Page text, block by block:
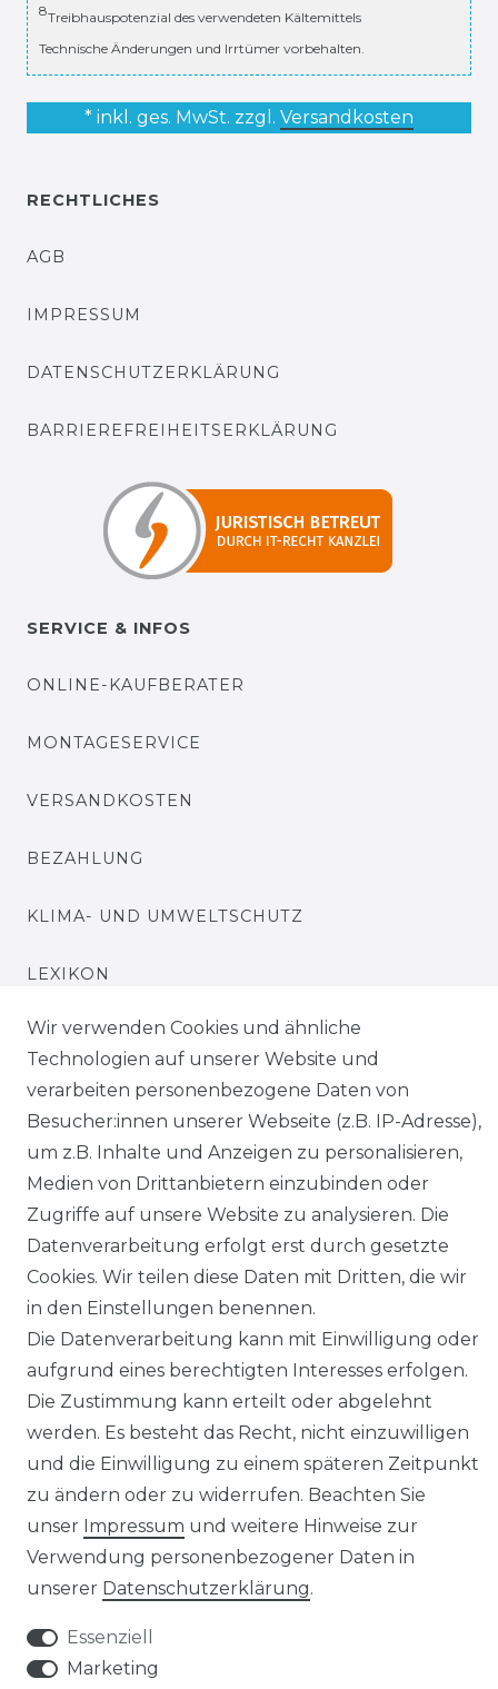
8Treibhauspotenzial des verwendeten Kältemittels
Technische Änderungen und Irrtümer vorbehalten.
* inkl. ges. MwSt. zzgl. Versandkosten
RECHTLICHES
AGB
IMPRESSUM
DATENSCHUTZERKLÄRUNG
BARRIEREFREIHEITSERKLÄRUNG
SERVICE & INFOS
ONLINE-KAUFBERATER
MONTAGESERVICE
VERSANDKOSTEN
BEZAHLUNG
KLIMA- UND UMWELTSCHUTZ
LEXIKON
UNTERNEHMEN
ÜBER UNS
MAGAZIN
HERSTELLER
Widerrufs­recht
VERTRAG WIDERRUFEN Kontakt
Wir verwenden Cookies und ähnliche
Technologien auf unserer Website und
verarbeiten personenbezogene Daten von
Besucher:innen unserer Webseite (z.B. IP-Adresse),
um z.B. Inhalte und Anzeigen zu personalisieren,
Medien von Drittanbietern einzubinden oder
Zugriffe auf unsere Website zu analysieren. Die
Datenverarbeitung erfolgt erst durch gesetzte
Cookies. Wir teilen diese Daten mit Dritten, die wir
in den Einstellungen benennen.
Die Datenverarbeitung kann mit Einwilligung oder
aufgrund eines berechtigten Interesses erfolgen.
Die Zustimmung kann erteilt oder abgelehnt
werden. Es besteht das Recht, nicht einzuwilligen
und die Einwilligung zu einem späteren Zeitpunkt
zu ändern oder zu widerrufen. Beachten Sie
unser Impressum und weitere Hinweise zur
Verwendung personenbezogener Daten in
unserer Daten­schutz­erklärung.
Essenziell
Marketing